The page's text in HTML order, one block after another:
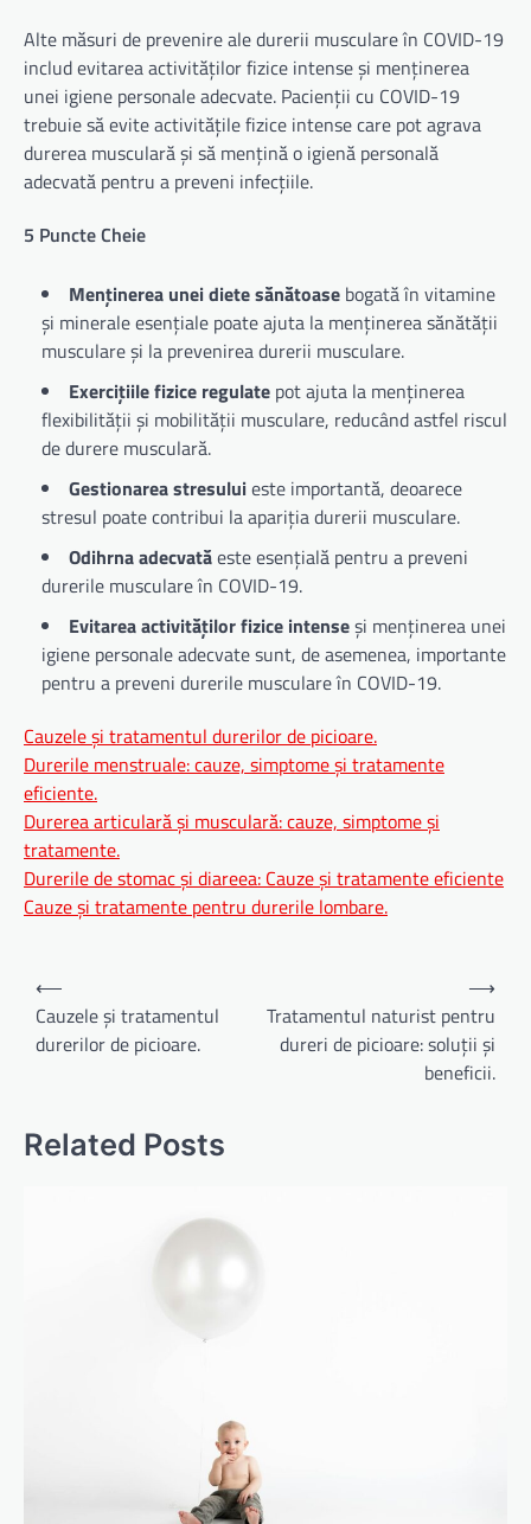
Alte măsuri de prevenire ale durerii musculare în COVID-19
includ evitarea activităților fizice intense și menținerea
unei igiene personale adecvate. Pacienții cu COVID-19
trebuie să evite activitățile fizice intense care pot agrava
durerea musculară și să mențină o igienă personală
adecvată pentru a preveni infecțiile.
5 Puncte Cheie
Menținerea unei diete sănătoase bogată în vitamine
și minerale esențiale poate ajuta la menținerea sănătății
musculare și la prevenirea durerii musculare.
Exercițiile fizice regulate pot ajuta la menținerea
flexibilității și mobilității musculare, reducând astfel riscul
de durere musculară.
Gestionarea stresuluieste importantă, deoarece
stresul poate contribui la apariția durerii musculare.
Odihrna adecvatăeste esențială pentru a preveni
durerile musculare în COVID-19.
Evitarea activităților fizice intenseși menținerea unei
igiene personale adecvate sunt, de asemenea, importante
pentru a preveni durerile musculare în COVID-19.
Cauzele și tratamentul durerilor de picioare.
Durerile menstruale: cauze, simptome și tratamente
eficiente.
Durerea articulară și musculară: cauze, simptome și
tratamente.
Durerile de stomac și diareea: Cauze și tratamente eficiente
Cauze și tratamente pentru durerile lombare.
Navigare
în
articole
⟵
Cauzele și tratamentul
durerilor de picioare.
Tratamentul naturist pentru
dureri de picioare: soluții și
beneficii.
⟶
Related Posts